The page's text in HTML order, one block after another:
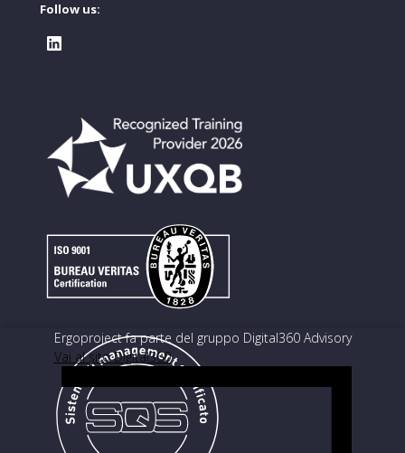
Follow us:
Ergoproject fa parte del gruppo Digital360 Advisory
Vai al sito Digital360